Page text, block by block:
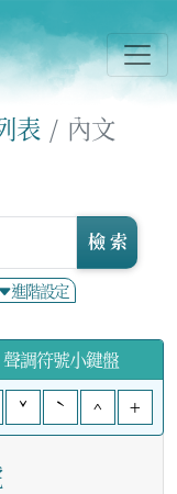
表 內文
進階設定
檢 索
聲調符號小鍵盤
ˇ ˋ ^ +